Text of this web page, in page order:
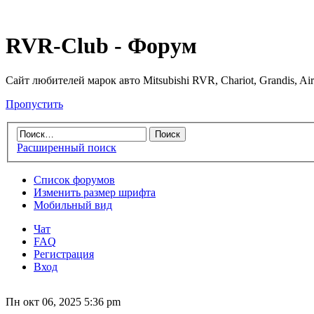
RVR-Club - Форум
Сайт любителей марок авто Mitsubishi RVR, Chariot, Grandis,
Пропустить
Расширенный поиск
Список форумов
Изменить размер шрифта
Мобильный вид
Чат
FAQ
Регистрация
Вход
Пн окт 06, 2025 5:36 pm